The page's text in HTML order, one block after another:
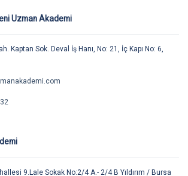
Uzman Akademi
Kaptan Sok. Deval İş Hanı, No: 21, İç Kapı No: 6,
9.Lale Sokak No:2/4 A.- 2/4 B Yıldırım / Bursa